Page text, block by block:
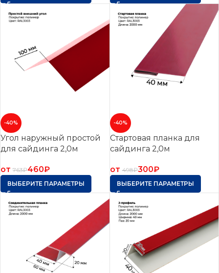
-40%
Угол наружный простой
для сайдинга 2,0м
от 763₽460₽
ВЫБЕРИТЕ ПАРАМЕТРЫ
-40%
Стартовая планка для
сайдинга 2,0м
от 498₽300₽
ВЫБЕРИТЕ ПАРАМЕТРЫ